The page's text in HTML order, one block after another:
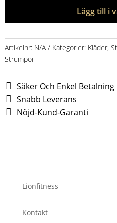
Lägg till i
Artikelnr: N/A Kategorier: Kläder,
Strumpor
Säker Och Enkel Betalning
Snabb Leverans
Nöjd-Kund-Garanti
Lionfitness
Kontakt